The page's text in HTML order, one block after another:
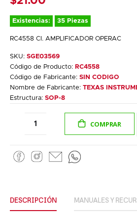
Existencias: 35 Piezas
RC4558 CI. AMPLIFICADOR OPERAC
SKU: SGE03569
Código de Producto: RC4558
Código de Fabricante: SIN CODIGO
Nombre de Fabricante: TEXAS
Estructura: SOP-8
COMPRAR
DESCRIPCIÓN MANUALES Y